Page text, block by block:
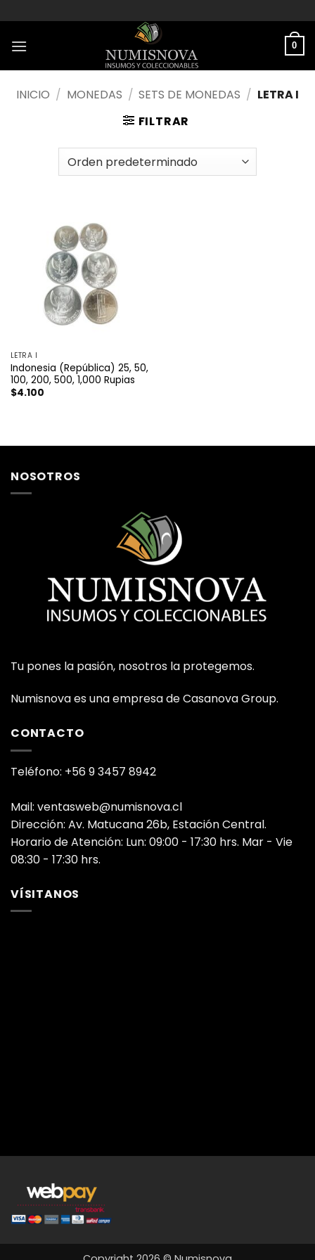
al
contenido
0
INICIO / MONEDAS / SETS DE MONEDAS / LETRA I
FILTRAR
LETRA I
Indonesia (República) 25, 50,
100, 200, 500, 1,000 Rupias
$4.100
NOSOTROS
Tu pones la pasión, nosotros la protegemos.
Numisnova es una empresa de Casanova Group.
CONTACTO
Teléfono: +56 9 3457 8942
Mail: ventasweb@numisnova.cl
Dirección: Av. Matucana 26b, Estación Central.
Horario de Atención: Lun: 09:00 - 17:30 hrs. Mar - Vie
08:30 - 17:30 hrs.
VÍSITANOS